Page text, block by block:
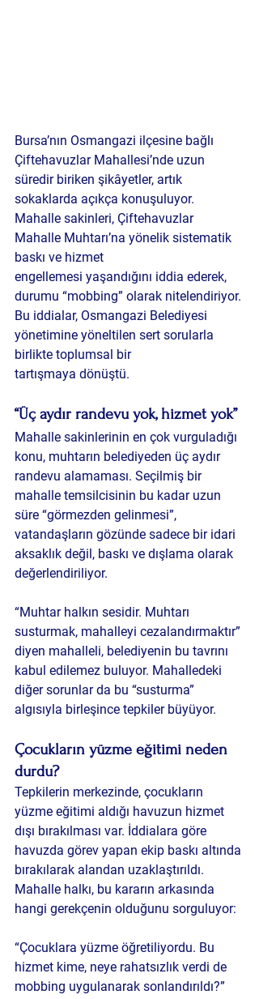
Bursa’nın Osmangazi ilçesine bağlı
Çiftehavuzlar Mahallesi’nde uzun
süredir biriken şikâyetler, artık
sokaklarda açıkça konuşuluyor.
Mahalle sakinleri, Çiftehavuzlar
Mahalle Muhtarı’na yönelik sistematik
baskı ve hizmet
engellemesi yaşandığını iddia ederek,
durumu “mobbing” olarak nitelendiriyor.
Bu iddialar, Osmangazi Belediyesi
yönetimine yöneltilen sert sorularla
birlikte toplumsal bir
tartışmaya dönüştü.
“Üç aydır randevu yok, hizmet yok”
Mahalle sakinlerinin en çok vurguladığı
konu, muhtarın belediyeden üç aydır
randevu alamaması. Seçilmiş bir
mahalle temsilcisinin bu kadar uzun
süre “görmezden gelinmesi”,
vatandaşların gözünde sadece bir idari
aksaklık değil, baskı ve dışlama olarak
değerlendiriliyor.
“Muhtar halkın sesidir. Muhtarı
susturmak, mahalleyi cezalandırmaktır”
diyen mahalleli, belediyenin bu tavrını
kabul edilemez buluyor. Mahalledeki
diğer sorunlar da bu “susturma”
algısıyla birleşince tepkiler büyüyor.
Çocukların yüzme eğitimi neden
durdu?
Tepkilerin merkezinde, çocukların
yüzme eğitimi aldığı havuzun hizmet
dışı bırakılması var. İddialara göre
havuzda görev yapan ekip baskı altında
bırakılarak alandan uzaklaştırıldı.
Mahalle halkı, bu kararın arkasında
hangi gerekçenin olduğunu sorguluyor:
“Çocuklara yüzme öğretiliyordu. Bu
hizmet kime, neye rahatsızlık verdi de
mobbing uygulanarak sonlandırıldı?”